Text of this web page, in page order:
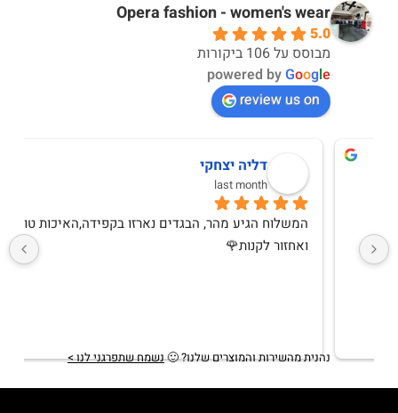
Opera fashion - women's wear
5.0
מבוסס על 106 ביקורות
powered byGoogle
review us on
מירב יחזקאל
10 months ago
שירות אדיב ומקצועימגיע תוך יומיים לכל היותרבגדים
נהנית מהשירות והמוצרים שלנו?🙂נשמח שתפרגני לנו >